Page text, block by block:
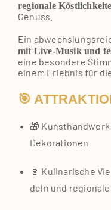
regio­na­le
Genuss.
Ein
mit Live-Musik und
eine beson­de­re
einem Erleb­nis für
🎯
🎁
Deko­ra­tio­nen
🍷 Kuli­na­ri­sche
deln und